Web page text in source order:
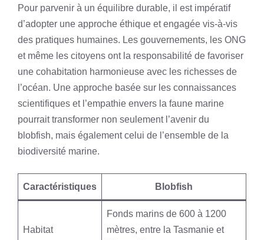
Pour parvenir à un équilibre durable, il est impératif
d’adopter une approche éthique et engagée vis-à-vis
des pratiques humaines. Les gouvernements, les ONG
et même les citoyens ont la responsabilité de favoriser
une cohabitation harmonieuse avec les richesses de
l’océan. Une approche basée sur les connaissances
scientifiques et l’empathie envers la faune marine
pourrait transformer non seulement l’avenir du
blobfish, mais également celui de l’ensemble de la
biodiversité marine.
Caractéristiques Blobfish
Habitat
Fonds marins de 600 à 1200
mètres, entre la Tasmanie et